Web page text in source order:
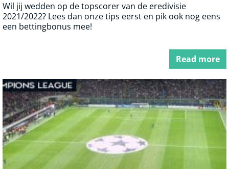
Wil jij wedden op de topscorer van de eredivisie
2021/2022? Lees dan onze tips eerst en pik ook nog eens
een bettingbonus mee!
Read more